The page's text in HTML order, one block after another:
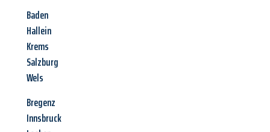
Baden
Hallein
Krems
Salzburg
Wels
Bregenz
Innsbruck